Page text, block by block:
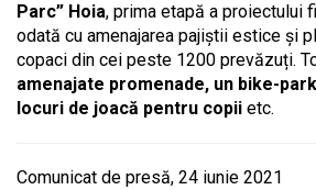
Parc” Hoia, prima etapă a proiectului
odată cu amenajarea pajiștii estice și
copaci din cei peste 1200 prevăzuți.
amenajate promenade, un bike-
locuri de joacă pentru copii etc.
Comunicat de presă, 24 iunie 2021